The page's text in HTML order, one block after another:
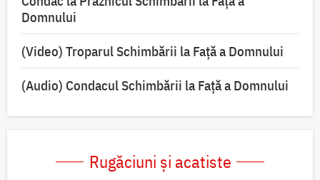
Domnului
(Video) Troparul Schimbării la Față a Domnului
(Audio) Condacul Schimbării la Față a Domnului
Rugăciuni și acatiste